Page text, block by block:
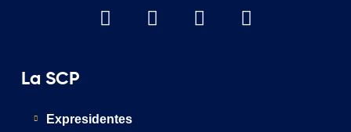
La SCP
Expresidentes